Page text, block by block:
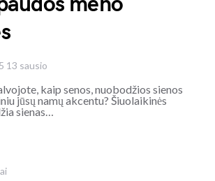
13 sausio
kaip senos, nuobodžios sienos
jūsų namų akcentu? Šiuolaikinės
sienas…